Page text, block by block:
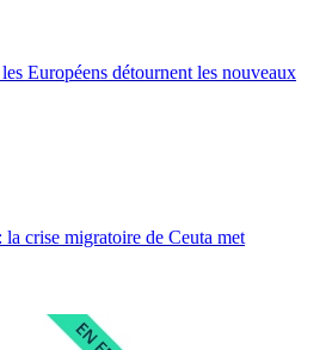
Européens détournent les nouveaux
la crise migratoire de Ceuta met